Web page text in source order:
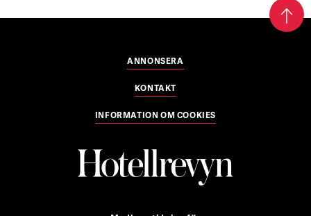
ANNONSERA
KONTAKT
INFORMATION OM COOKIES